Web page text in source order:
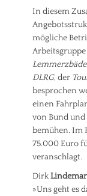
F
a
k
t
i
o
n
Tags
B
a
u
e
,
S
In diesem
mögliche
DLRG, der
besprochen
einen
von Bund und
bemühen. Im
75.000 Euro
veranschlagt.
Dirk
»Uns geht es